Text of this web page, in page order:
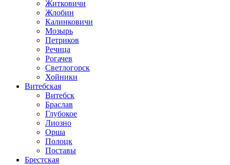
Житковичи
Жлобин
Калинковичи
Мозырь
Петриков
Речица
Рогачев
Светлогорск
Хойники
Витебская
Витебск
Браслав
Глубокое
Лиозно
Орша
Полоцк
Поставы
Брестская